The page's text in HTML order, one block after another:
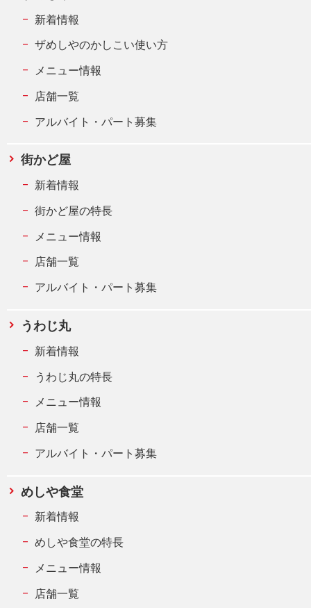
新着情報
ザめしやのかしこい使い方
メニュー情報
店舗一覧
アルバイト・パート募集
街かど屋
新着情報
街かど屋の特長
メニュー情報
店舗一覧
アルバイト・パート募集
うわじ丸
新着情報
うわじ丸の特長
メニュー情報
店舗一覧
アルバイト・パート募集
めしや食堂
新着情報
めしや食堂の特長
メニュー情報
店舗一覧